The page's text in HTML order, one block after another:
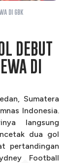
DI GBK
DEBUT
DI
Sumatera
Indonesia.
langsung
dua gol
pertandingan
Football